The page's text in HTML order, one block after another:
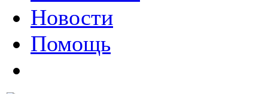
Новости
Помощь